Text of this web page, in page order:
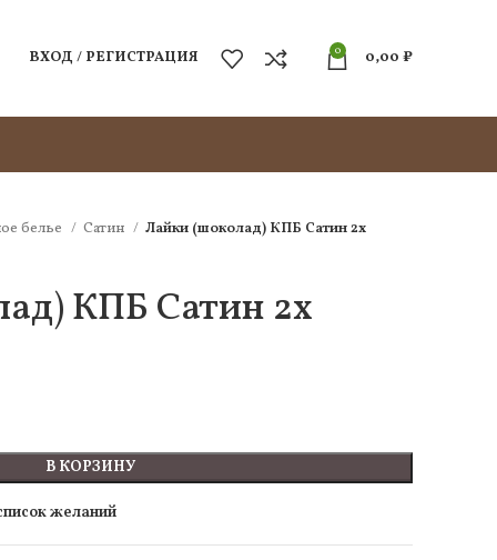
ВХОД / РЕГИСТРАЦИЯ 0 0,00 ₽
белье Сатин Лайки (шоколад) КПБ Сатин 2х
КПБ Сатин 2х
В КОРЗИНУ
желаний